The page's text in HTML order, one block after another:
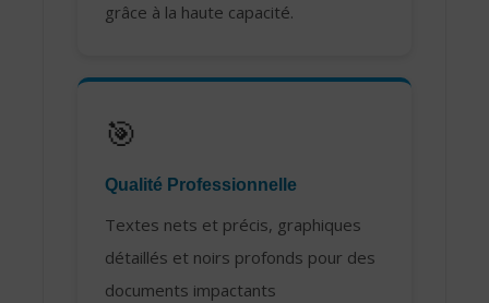
grâce à la haute capacité.
🎯
Qualité Professionnelle
Textes nets et précis, graphiques
détaillés et noirs profonds pour des
documents impactants